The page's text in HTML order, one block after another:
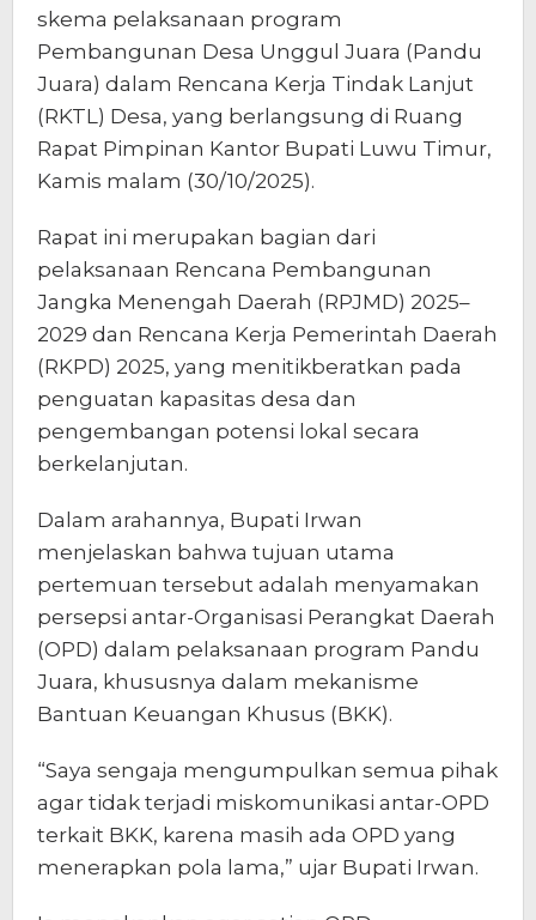
skema pelaksanaan program
Pembangunan Desa Unggul Juara (Pandu
Juara) dalam Rencana Kerja Tindak Lanjut
(RKTL) Desa, yang berlangsung di Ruang
Rapat Pimpinan Kantor Bupati Luwu Timur,
Kamis malam (30/10/2025).
Rapat ini merupakan bagian dari
pelaksanaan Rencana Pembangunan
Jangka Menengah Daerah (RPJMD) 2025–
2029 dan Rencana Kerja Pemerintah Daerah
(RKPD) 2025, yang menitikberatkan pada
penguatan kapasitas desa dan
pengembangan potensi lokal secara
berkelanjutan.
Dalam arahannya, Bupati Irwan
menjelaskan bahwa tujuan utama
pertemuan tersebut adalah menyamakan
persepsi antar-Organisasi Perangkat Daerah
(OPD) dalam pelaksanaan program Pandu
Juara, khususnya dalam mekanisme
Bantuan Keuangan Khusus (BKK).
“Saya sengaja mengumpulkan semua pihak
agar tidak terjadi miskomunikasi antar-OPD
terkait BKK, karena masih ada OPD yang
menerapkan pola lama,” ujar Bupati Irwan.